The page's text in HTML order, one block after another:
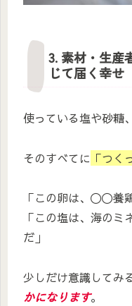
3. 素材・生産
じて届く幸せ
使っている塩や砂糖
そのすべてに 「つく
「この卵は、〇〇養
「この塩は、海の
だ」
少しだけ意識してみ
かになります。